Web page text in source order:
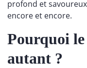
profond et
encore et encore.
Pourquoi
autant ?